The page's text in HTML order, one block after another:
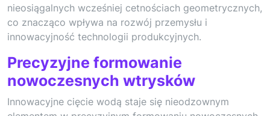
nieosiągalnych wcześniej cetnościach geometrycznych,
co znacząco wpływa na rozwój przemysłu i
innowacyjność technologii produkcyjnych.
Precyzyjne formowanie
nowoczesnych wtrysków
Innowacyjne cięcie wodą staje się nieodzownym